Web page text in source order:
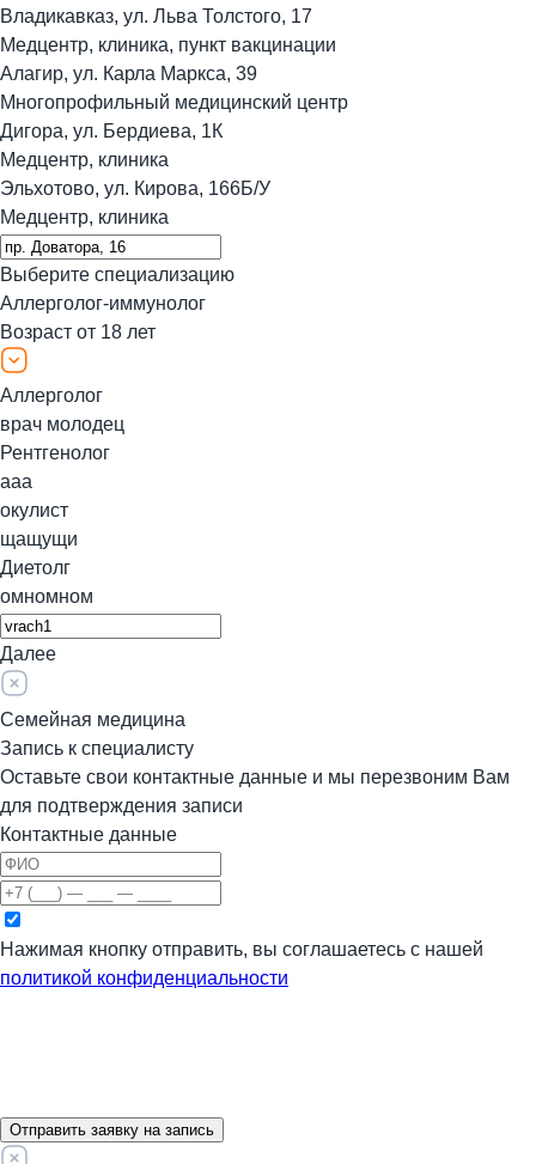
Владикавказ, ул. Льва Толстого, 17
Медцентр, клиника, пункт вакцинации
Алагир, ул. Карла Маркса, 39
Многопрофильный медицинский центр
Дигора, ул. Бердиева, 1К
Медцентр, клиника
Эльхотово, ул. Кирова, 166Б/У
Медцентр, клиника
Выберите специализацию
Аллерголог-иммунолог
Возраст от 18 лет
Аллерголог
врач молодец
Рентгенолог
ааа
окулист
щащущи
Диетолг
омномном
Далее
Семейная медицина
Запись к специалисту
Оставьте свои контактные данные и мы перезвоним Вам
для подтверждения записи
Контактные данные
Нажимая кнопку отправить, вы соглашаетесь с нашей
политикой конфиденциальности
Отправить заявку на запись